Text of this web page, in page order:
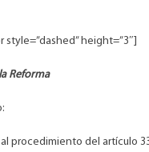
style=”dashed” height=”3″]
Reforma
procedimiento del artículo